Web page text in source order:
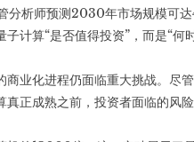
分析师预测2030年市场规模可
计算“是否值得投资”，而是“何时
业化进程仍面临重大挑战。尽
正成熟之前，投资者面临的风险